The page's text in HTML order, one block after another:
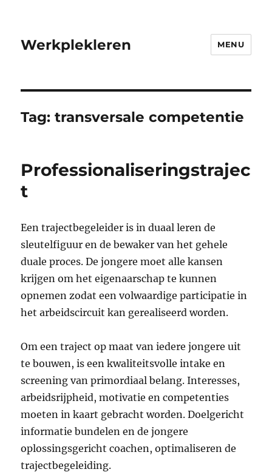
Werkplekleren MENU
Tag:transversale competentie
Professionaliseringstrajec
t
Een trajectbegeleider is in duaal leren de
sleutelfiguur en de bewaker van het gehele
duale proces. De jongere moet alle kansen
krijgen om het eigenaarschap te kunnen
opnemen zodat een volwaardige participatie in
het arbeidscircuit kan gerealiseerd worden.
Om een traject op maat van iedere jongere uit
te bouwen, is een kwaliteitsvolle intake en
screening van primordiaal belang. Interesses,
arbeidsrijpheid, motivatie en competenties
moeten in kaart gebracht worden. Doelgericht
informatie bundelen en de jongere
oplossingsgericht coachen, optimaliseren de
trajectbegeleiding.